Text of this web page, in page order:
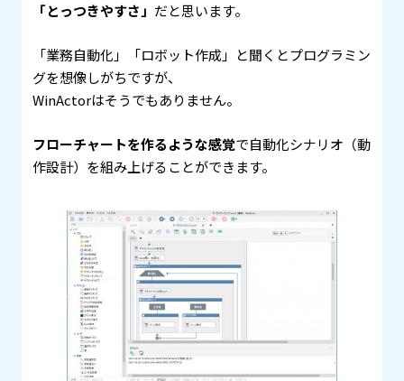
「とっつきやすさ」 だと思います。
「業務自動化」「ロボット作成」と聞くとプログラミン
グを想像しがちですが、
WinActorはそうでもありません。
フローチャートを作るような感覚で自動化シナリオ（動
作設計）を組み上げることができます。